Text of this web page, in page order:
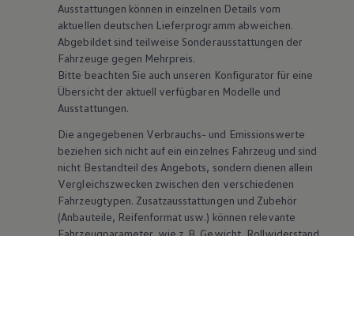
Ausstattungen können in einzelnen Details vom
aktuellen deutschen Lieferprogramm abweichen.
Abgebildet sind teilweise Sonderausstattungen der
Fahrzeuge gegen Mehrpreis.
Bitte beachten Sie auch unseren Konfigurator für eine
Übersicht der aktuell verfügbaren Modelle und
Ausstattungen.
Die angegebenen Verbrauchs- und Emissionswerte
beziehen sich nicht auf ein einzelnes Fahrzeug und sind
nicht Bestandteil des Angebots, sondern dienen allein
Vergleichszwecken zwischen den verschiedenen
Fahrzeugtypen. Zusatzausstattungen und Zubehör
(Anbauteile, Reifenformat usw.) können relevante
Fahrzeugparameter, wiez. B.Gewicht, Rollwiderstand